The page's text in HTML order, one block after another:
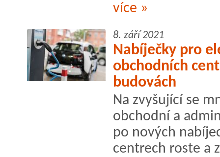
více »
8. září 2021
Nabíječky pro
obchodních
budovách
Na zvyšující se
obchodní a
po nových
centrech roste a